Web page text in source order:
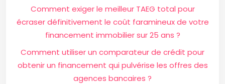
Comment exiger le meilleur TAEG total pour
écraser définitivement le coût faramineux de votre
financement immobilier sur 25 ans ?
Comment utiliser un comparateur de crédit pour
obtenir un financement qui pulvérise les offres des
agences bancaires ?